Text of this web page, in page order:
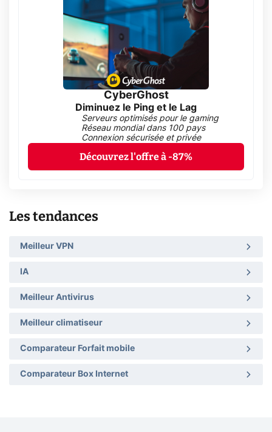
CyberGhost
Diminuez le Ping et le Lag
Serveurs optimisés pour le gaming
Réseau mondial dans 100 pays
Connexion sécurisée et privée
Découvrez l'offre à -87%
Les tendances
Meilleur VPN
IA
Meilleur Antivirus
Meilleur climatiseur
Comparateur Forfait mobile
Comparateur Box Internet